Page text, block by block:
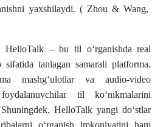
yaxshilaydi. ( Zhou & Wang,
HelloTalk – bu til o‘rganishda real
tanlagan samarali platforma.
mashg‘ulotlar va audio-video
til ko‘nikmalarini
HelloTalk yangi do‘stlar